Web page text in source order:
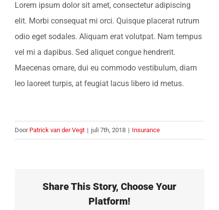
Lorem ipsum dolor sit amet, consectetur adipiscing
elit. Morbi consequat mi orci. Quisque placerat rutrum
odio eget sodales. Aliquam erat volutpat. Nam tempus
vel mi a dapibus. Sed aliquet congue hendrerit.
Maecenas ornare, dui eu commodo vestibulum, diam
leo laoreet turpis, at feugiat lacus libero id metus.
Door Patrick van der Vegt | juli 7th, 2018 | Insurance
Share This Story, Choose Your
Platform!